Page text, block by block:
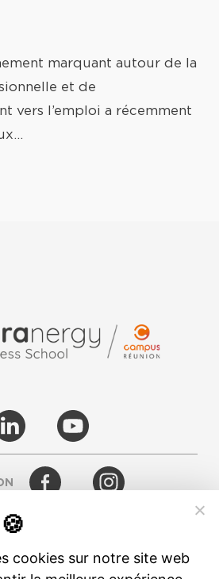
marquant autour de la
et de
vers l’emploi a récemment
cookies sur notre site web